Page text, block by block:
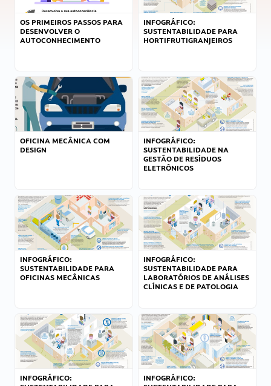
OS PRIMEIROS PASSOS PARA
DESENVOLVER O
AUTOCONHECIMENTO
INFOGRÁFICO:
SUSTENTABILIDADE PARA
HORTIFRUTIGRANJEIROS
OFICINA MECÂNICA COM
DESIGN
INFOGRÁFICO:
SUSTENTABILIDADE NA
GESTÃO DE RESÍDUOS
ELETRÔNICOS
INFOGRÁFICO:
SUSTENTABILIDADE PARA
OFICINAS MECÂNICAS
INFOGRÁFICO:
SUSTENTABILIDADE PARA
LABORATÓRIOS DE ANÁLISES
CLÍNICAS E DE PATOLOGIA
INFOGRÁFICO:
INFOGRÁFICO: